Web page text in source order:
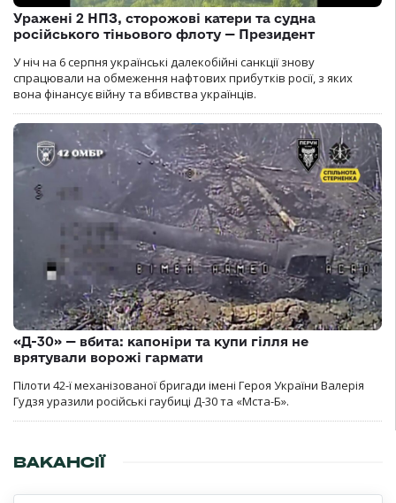
Уражені 2 НПЗ, сторожові катери та судна
російського тіньового флоту — Президент
У ніч на 6 серпня українські далекобійні санкції знову
спрацювали на обмеження нафтових прибутків росії, з яких
вона фінансує війну та вбивства українців.
«Д-30» — вбита: капоніри та купи гілля не
врятували ворожі гармати
Пілоти 42-ї механізованої бригади імені Героя України Валерія
Гудзя уразили російські гаубиці Д-30 та «Мста-Б».
ВАКАНСІЇ